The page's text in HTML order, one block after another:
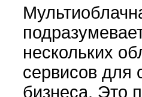
нескольких
сервисов для
бизнеса. Это